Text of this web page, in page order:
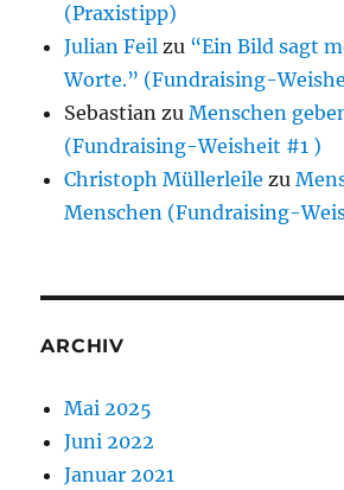
(Praxistipp)
Julian Feil zu “Ein Bild sagt
Worte.” (Fundraising-
Sebastian zuMenschen
(Fundraising-Weisheit #1 )
Christoph Müllerleile zu
Menschen (Fundraising-
ARCHIV
Mai 2025
Juni 2022
Januar 2021